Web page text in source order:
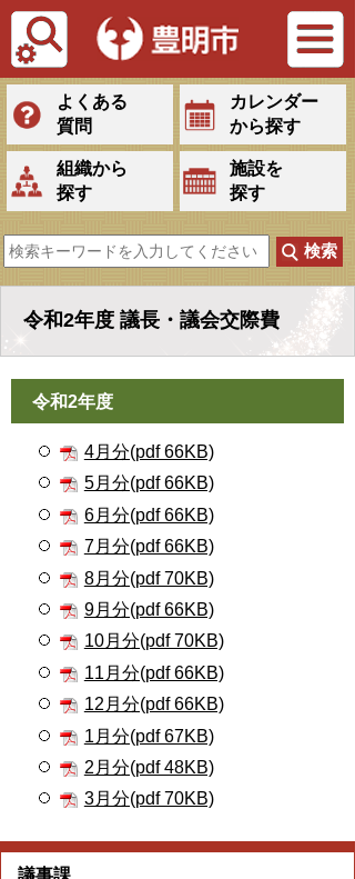
Tiếng Việt
よくある
質問
カレンダー
から探す
組織から
探す
施設を
探す
令和2年度 議長・議会交際費
令和2年度
4月分(pdf 66KB)
5月分(pdf 66KB)
6月分(pdf 66KB)
7月分(pdf 66KB)
8月分(pdf 70KB)
9月分(pdf 66KB)
10月分(pdf 70KB)
11月分(pdf 66KB)
12月分(pdf 66KB)
1月分(pdf 67KB)
2月分(pdf 48KB)
3月分(pdf 70KB)
議事課